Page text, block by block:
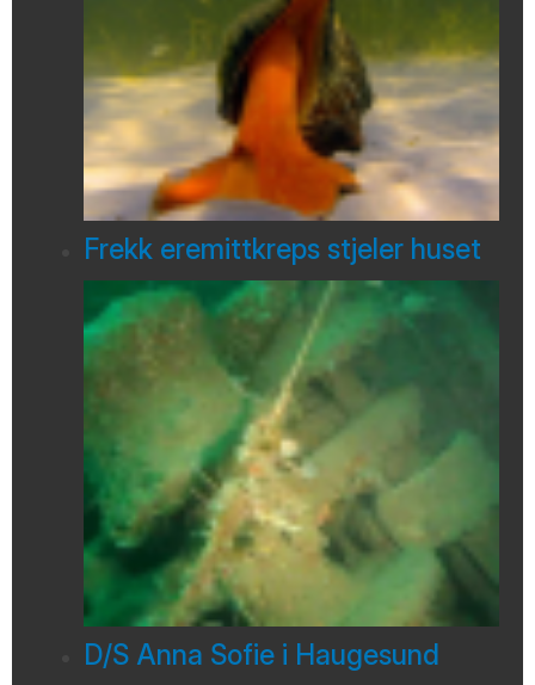
Frekk eremittkreps stjeler huset
D/S Anna Sofie i Haugesund